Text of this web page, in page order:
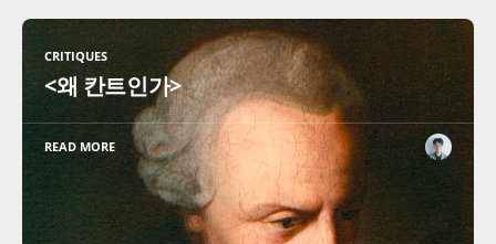
CRITIQUES
<왜 칸트인가>
READ MORE